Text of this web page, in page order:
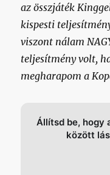
az összjáték
kispesti
viszont nálam
teljesítmény volt,
megharapom a
Állítsd be, hogy
között